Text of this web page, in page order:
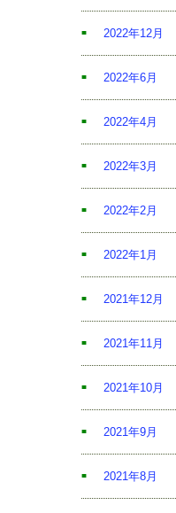
2022年12月
2022年6月
2022年4月
2022年3月
2022年2月
2022年1月
2021年12月
2021年11月
2021年10月
2021年9月
2021年8月